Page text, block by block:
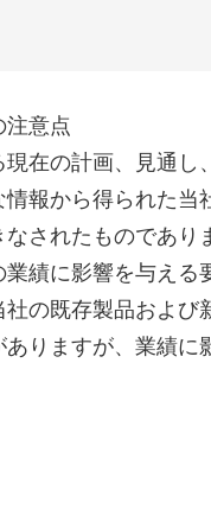
注意点
在の計画、見通
報から得られた
されたものであ
業績に影響を与え
の既存製品およ
りますが、業績に